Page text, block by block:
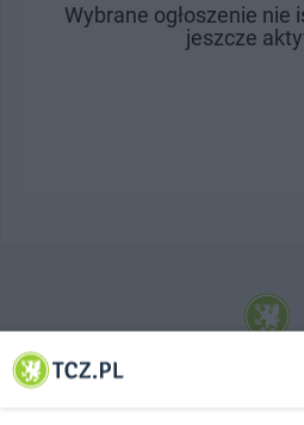
Wybrane ogłoszenie nie
jeszcze
© 2001-2026 Tczew - TCZ.PL Sp. z o.o.